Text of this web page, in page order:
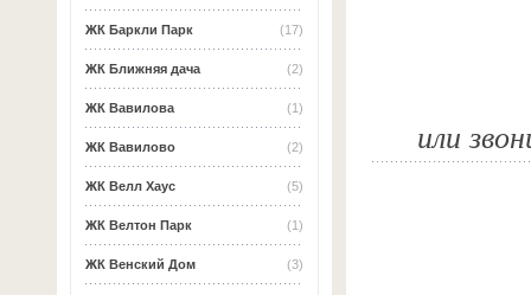
(17)
ЖК Баркли Парк
(2)
ЖК Ближняя дача
(1)
ЖК Вавилова
(2)
ЖК Вавилово
(5)
ЖК Велл Хаус
(1)
ЖК Велтон Парк
(3)
ЖК Венский Дом
или